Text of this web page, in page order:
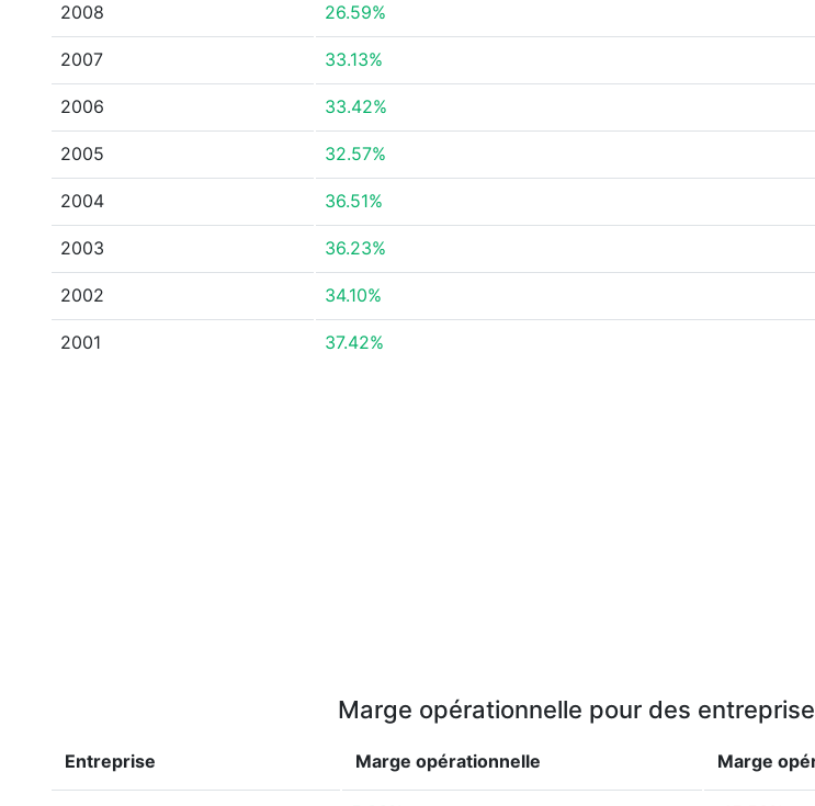
2008 26.59%
2007 33.13%
2006 33.42%
2005 32.57%
2004 36.51%
2003 36.23%
2002 34.10%
2001 37.42%
Marge opérationnelle pour des
Entreprise Marge opérationnelle Marge